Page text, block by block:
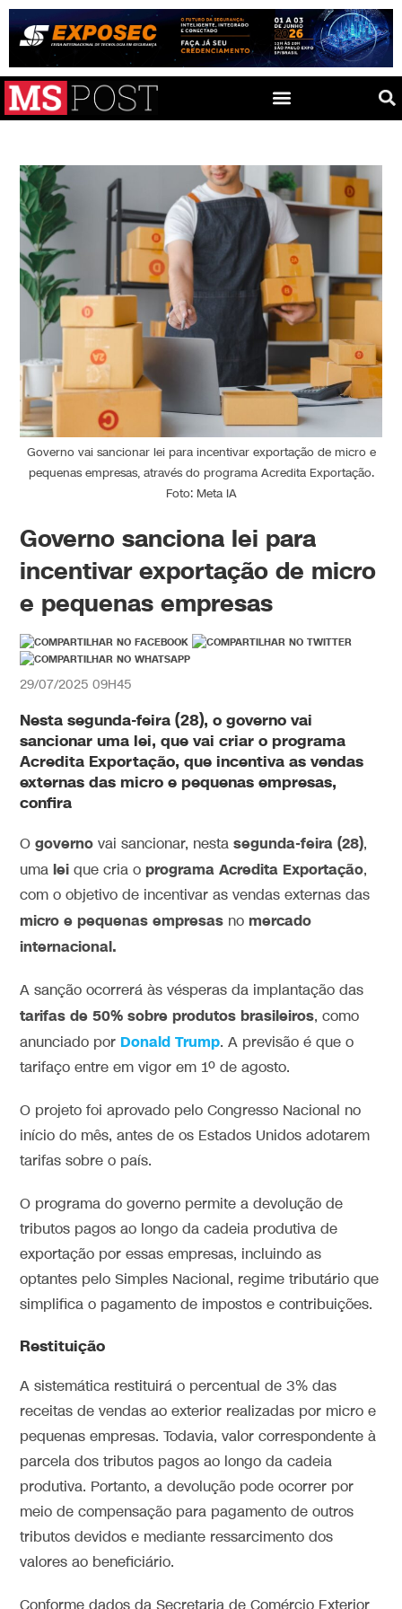
Governo vai sancionar lei para incentivar exportação de micro e
pequenas empresas, através do programa Acredita Exportação.
Foto: Meta IA
Governo sanciona lei para
incentivar exportação de micro
e pequenas empresas
29/07/2025 09H45
Nesta segunda-feira (28), o governo vai
sancionar uma lei, que vai criar o programa
Acredita Exportação, que incentiva as vendas
externas das micro e pequenas empresas,
confira
Ogoverno vai sancionar, nestasegunda-feira (28),
umalei que cria oprograma Acredita Exportação,
com o objetivo de incentivar as vendas externas das
micro e pequenas empresas nomercado
internacional.
A sanção ocorrerá às vésperas da implantação das
tarifas de 50% sobre produtos brasileiros, como
anunciado por Donald Trump. A previsão é que o
tarifaço entre em vigor em 1º de agosto.
O projeto foi aprovado pelo Congresso Nacional no
início do mês, antes de os Estados Unidos adotarem
tarifas sobre o país.
O programa do governo permite a devolução de
tributos pagos ao longo da cadeia produtiva de
exportação por essas empresas, incluindo as
optantes pelo Simples Nacional, regime tributário que
simplifica o pagamento de impostos e contribuições.
Restituição
A sistemática restituirá o percentual de 3% das
receitas de vendas ao exterior realizadas por micro e
pequenas empresas. Todavia, valor correspondente à
parcela dos tributos pagos ao longo da cadeia
produtiva. Portanto, a devolução pode ocorrer por
meio de compensação para pagamento de outros
tributos devidos e mediante ressarcimento dos
valores ao beneficiário.